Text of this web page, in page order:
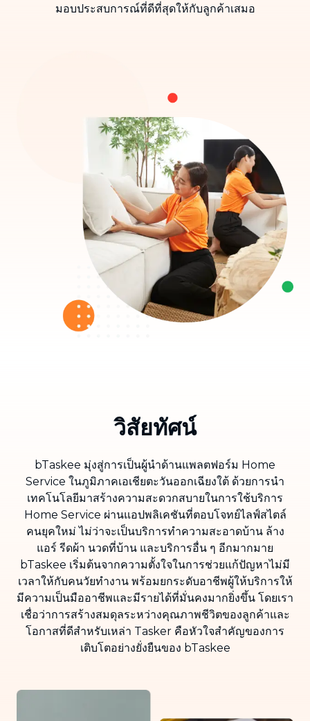
มอบประสบการณ์ที่ดีที่สุดให้กับลูกค้าเสมอ
วิสัยทัศน์
bTaskee มุ่งสู่การเป็นผู้นำด้านแพลตฟอร์ม Home
Service ในภูมิภาคเอเชียตะวันออกเฉียงใต้ ด้วยการนำ
เทคโนโลยีมาสร้างความสะดวกสบายในการใช้บริการ
Home Service ผ่านแอปพลิเคชันที่ตอบโจทย์ไลฟ์สไตล์
คนยุคใหม่ ไม่ว่าจะเป็นบริการทำความสะอาดบ้าน ล้าง
แอร์ รีดผ้า นวดที่บ้าน และบริการอื่น ๆ อีกมากมาย
bTaskee เริ่มต้นจากความตั้งใจในการช่วยแก้ปัญหาไม่มี
เวลาให้กับคนวัยทำงาน พร้อมยกระดับอาชีพผู้ให้บริการให้
มีความเป็นมืออาชีพและมีรายได้ที่มั่นคงมากยิ่งขึ้น โดยเรา
เชื่อว่าการสร้างสมดุลระหว่างคุณภาพชีวิตของลูกค้าและ
โอกาสที่ดีสำหรับเหล่า Tasker คือหัวใจสำคัญของการ
เติบโตอย่างยั่งยืนของ bTaskee